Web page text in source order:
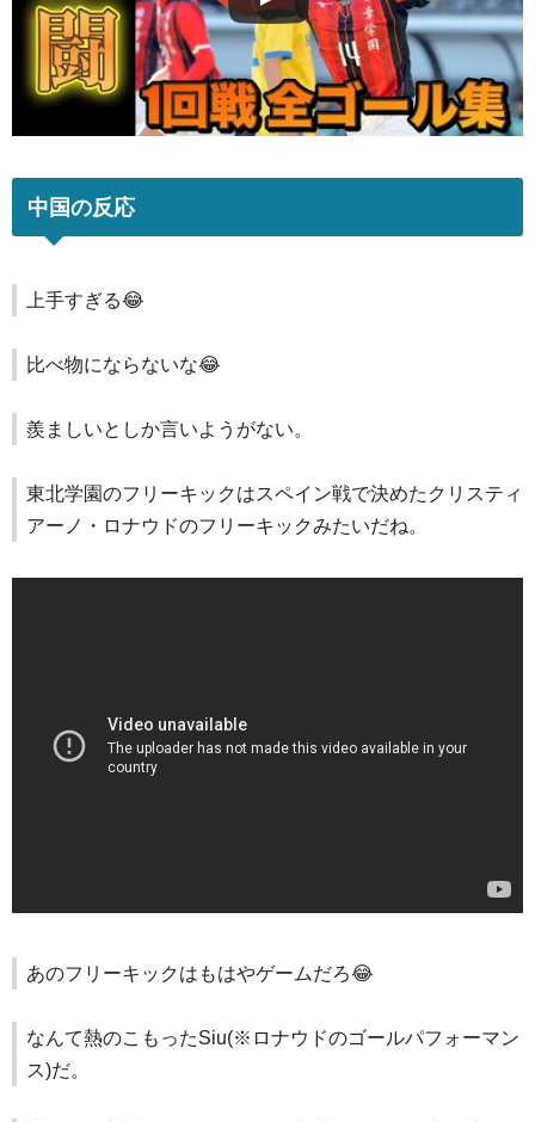
中国の反応
上手すぎる😂
比べ物にならないな😂
羨ましいとしか言いようがない。
東北学園のフリーキックはスペイン戦で決めたクリスティ
アーノ・ロナウドのフリーキックみたいだね。
あのフリーキックはもはやゲームだろ😂
なんて熱のこもったSiu(※ロナウドのゴールパフォーマン
ス)だ。